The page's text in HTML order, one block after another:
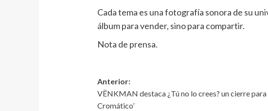
Cada tema es una fotografía sonora de su
álbum para vender, sino para compartir.
Nota de prensa.
Anterior:
VËNKMAN destaca ¿Tú no lo crees? un cierre para
Cromático’